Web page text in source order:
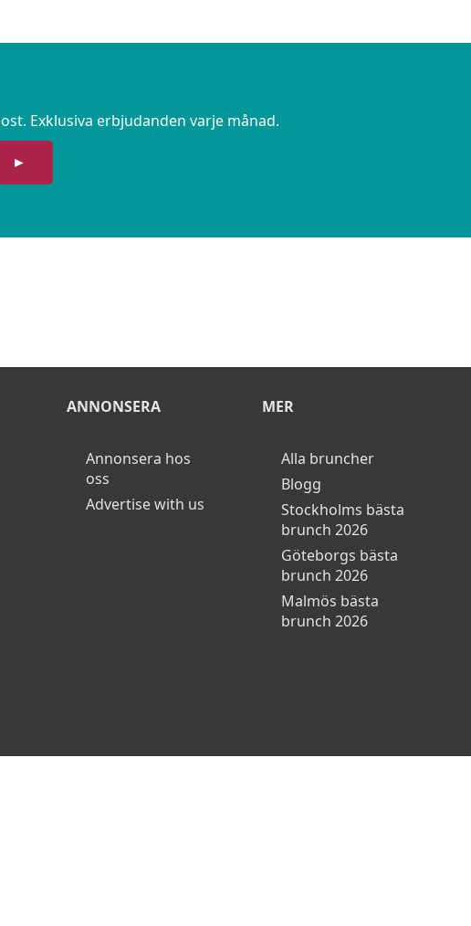
Exklusiva erbjudanden varje månad.
►
ANNONSERA
Annonsera hos
oss
Advertise with us
MER
Alla bruncher
Blogg
Stockholms bästa
brunch 2026
Göteborgs bästa
brunch 2026
Malmös bästa
brunch 2026